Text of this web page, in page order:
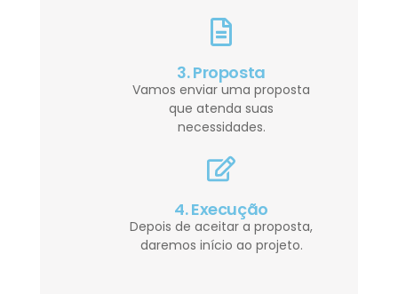
3. Proposta
Vamos enviar uma proposta
que atenda suas
necessidades.
4. Execução
Depois de aceitar a proposta,
daremos início ao projeto.